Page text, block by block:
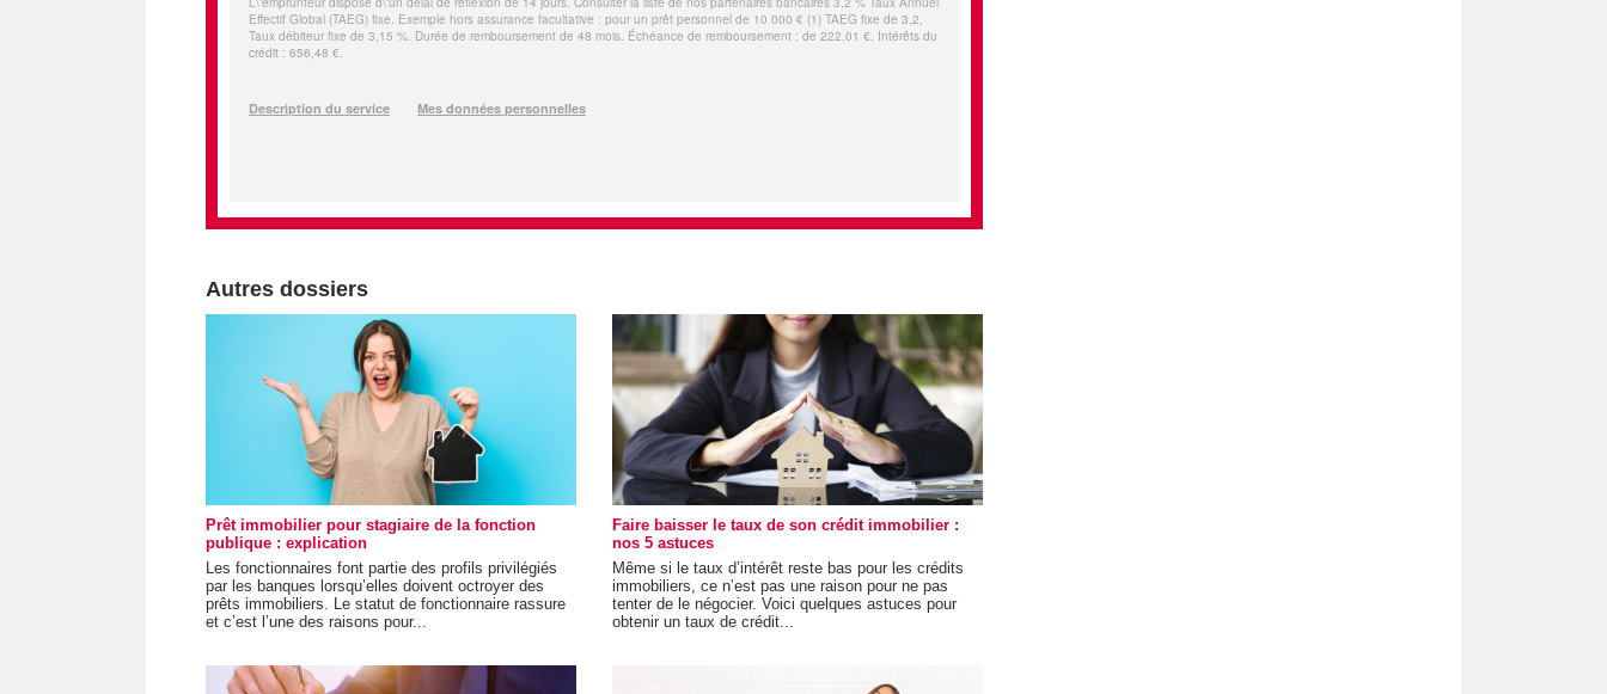
Autres dossiers
Prêt immobilier pour stagiaire de la fonction
publique : explication
Les fonctionnaires font partie des profils privilégiés
par les banques lorsqu’elles doivent octroyer des
prêts immobiliers. Le statut de fonctionnaire rassure
et c’est l’une des raisons pour...
Faire baisser le taux de son crédit immobilier :
nos 5 astuces
Même si le taux d’intérêt reste bas pour les crédits
immobiliers, ce n’est pas une raison pour ne pas
tenter de le négocier. Voici quelques astuces pour
obtenir un taux de crédit...